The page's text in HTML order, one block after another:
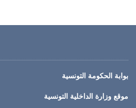
بوابة الحكومة التونسية
موقع وزارة الداخلية التونسية